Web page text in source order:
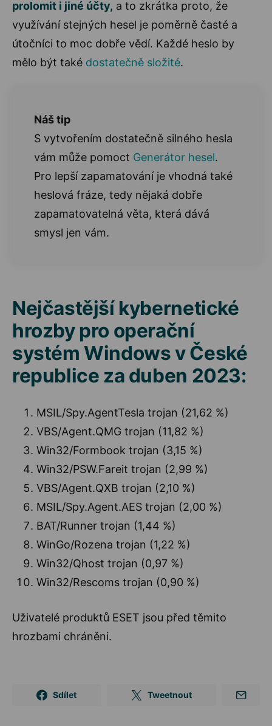
prolomit i jiné účty, a to zkrátka proto, že
využívání stejných hesel je poměrně časté a
útočníci to moc dobře vědí. Každé heslo by
mělo být také dostatečně složité.
Náš tip
S vytvořením dostatečně silného hesla
vám může pomoct Generátor hesel.
Pro lepší zapamatování je vhodná také
heslová fráze, tedy nějaká dobře
zapamatovatelná věta, která dává
smysl jen vám.
Nejčastější kybernetické
hrozby pro operační
systém Windows v České
republice za duben 2023:
MSIL/Spy.AgentTesla trojan (21,62 %)
VBS/Agent.QMG trojan (11,82 %)
Win32/Formbook trojan (3,15 %)
Win32/PSW.Fareit trojan (2,99 %)
VBS/Agent.QXB trojan (2,10 %)
MSIL/Spy.Agent.AES trojan (2,00 %)
BAT/Runner trojan (1,44 %)
WinGo/Rozena trojan (1,22 %)
Win32/Qhost trojan (0,97 %)
Win32/Rescoms trojan (0,90 %)
Uživatelé produktů ESET jsou před těmito
hrozbami chráněni.
Sdílet Tweetnout